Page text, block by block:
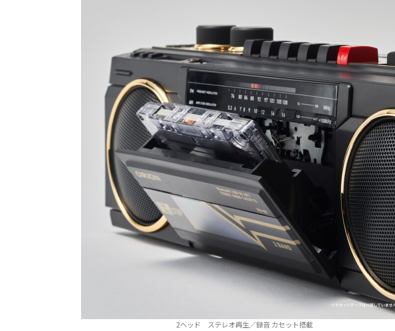
2ヘッド ステレオ再生／録音 カセット搭載